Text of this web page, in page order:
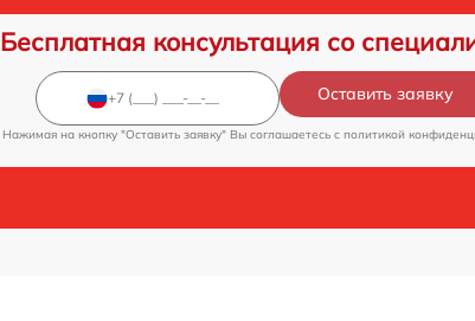
Бесплатная консультация со
Оставить заявку
Нажимая на кнопку "Оставить заявку" Вы соглашаетесь c политикой